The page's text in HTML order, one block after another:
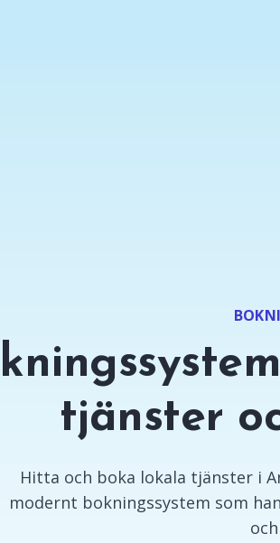
tjänster
Hitta och boka lokala tjänster i
modernt bokningssystem som